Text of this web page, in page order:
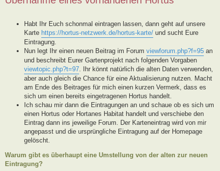
Habt Ihr Euch schonmal eintragen lassen, dann geht auf unsere
Karte https://hortus-netzwerk.de/hortus-karte/ und sucht Eure
Eintragung.
Nun legt Ihr einen neuen Beitrag im Forum viewforum.php?f=95 an
und beschreibt Eurer Gartenprojekt nach folgenden Vorgaben
viewtopic.php?t=97. Ihr könnt natürlich die alten Daten verwenden,
aber auch gleich die Chance für eine Aktualisierung nutzen. Macht
am Ende des Beitrages für mich einen kurzen Vermerk, dass es
sich um einen bereits eingetragenen Hortus handelt.
Ich schau mir dann die Eintragungen an und schaue ob es sich um
einen Hortus oder Hortanes Habitat handelt und verschiebe den
Eintrag dann ins jeweilige Forum. Der Karteneintrag wird von mir
angepasst und die ursprüngliche Eintragung auf der Homepage
gelöscht.
Warum gibt es überhaupt eine Umstellung von der alten zur neuen
Eintragung?